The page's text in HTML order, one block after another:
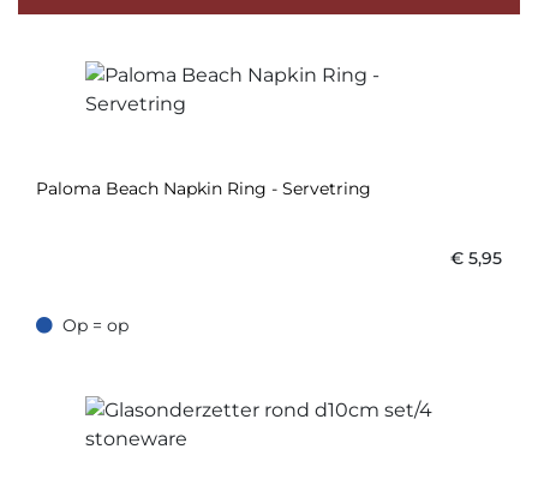
Paloma Beach Napkin Ring - Servetring
€ 5,95
Op = op
Op = op